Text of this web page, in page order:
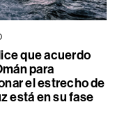
que acuerdo
para
el estrecho de
está en su fase